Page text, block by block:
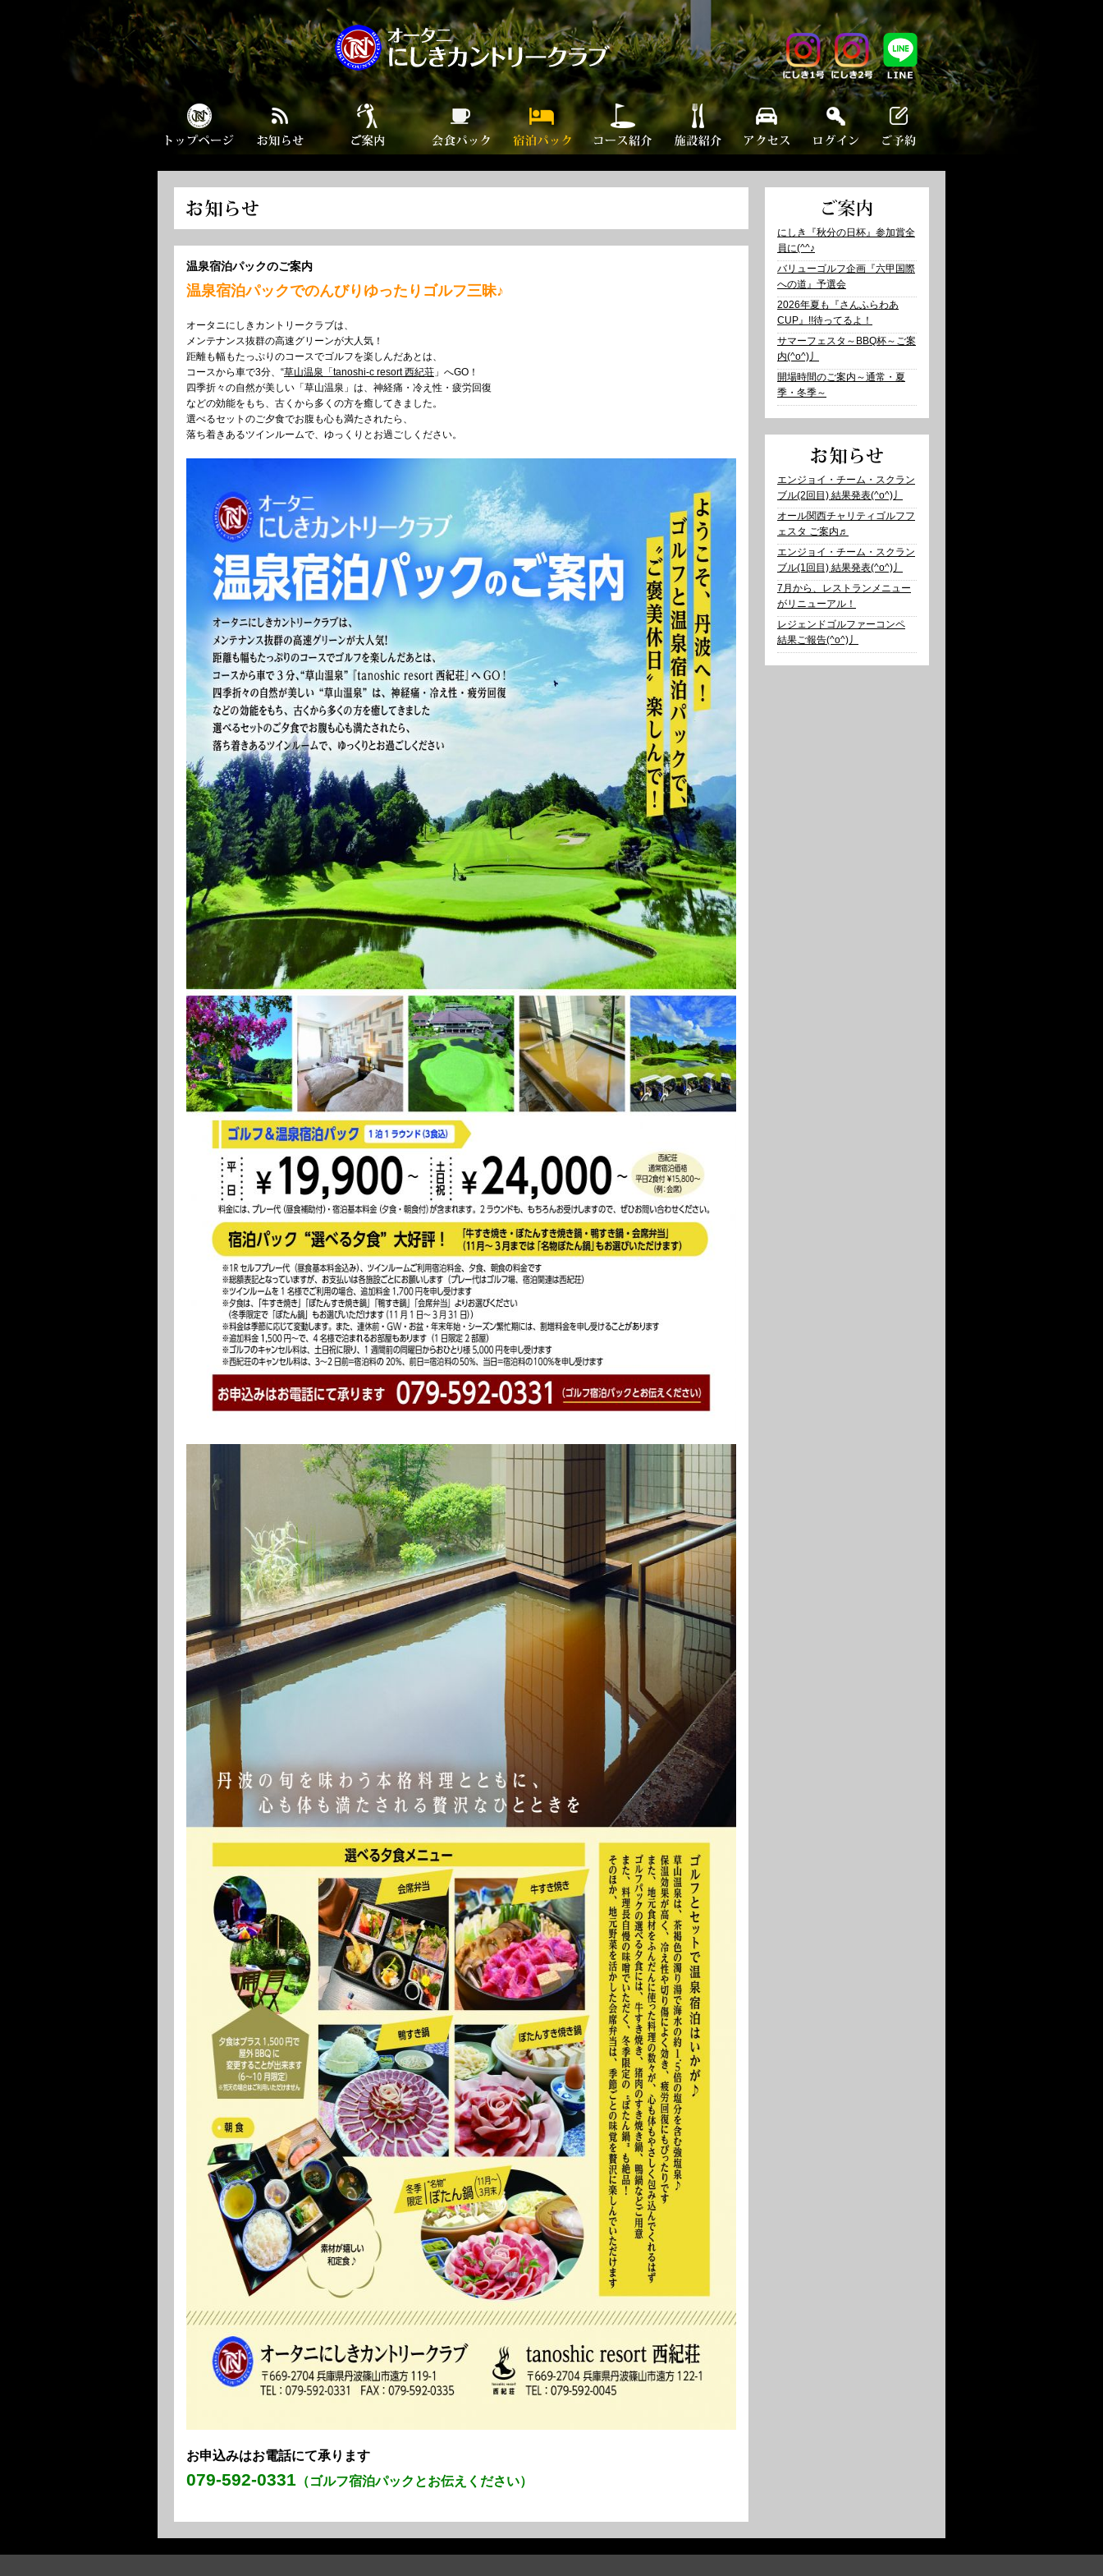
温泉宿泊パックのご案内
温泉宿泊パックでのんびりゆったりゴルフ三昧♪
オータニにしきカントリークラブは、
メンテナンス抜群の高速グリーンが大人気！
距離も幅もたっぷりのコースでゴルフを楽しんだあとは、
コースから車で3分、“草山温泉「tanoshi-c resort 西紀荘 」へGO！
四季折々の自然が美しい「草山温泉」は、神経痛・冷え性・疲労回復
などの効能をもち、古くから多くの方を癒してきました。
選べるセットのご夕食でお腹も心も満たされたら、
落ち着きあるツインルームで、ゆっくりとお過ごしください。
お申込みはお電話にて承ります
079-592-0331 （ゴルフ宿泊パックとお伝えください）
にしき『秋分の日杯』参加賞全
員に(^^♪
バリューゴルフ企画『六甲国際
への道』予選会
2026年夏も『さんふらわあ
CUP』!!待ってるよ！
サマーフェスタ～BBQ杯～ご案
内(^o^)丿
開場時間のご案内～通常・夏
季・冬季～
エンジョイ・チーム・スクラン
ブル(2回目) 結果発表(^o^)丿
オール関西チャリティゴルフフ
ェスタ ご案内♬
エンジョイ・チーム・スクラン
ブル(1回目) 結果発表(^o^)丿
7月から、レストランメニュー
がリニューアル！
レジェンドゴルファーコンペ
結果ご報告(^o^)丿